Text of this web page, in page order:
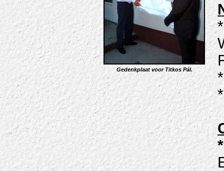
Gedenkplaat voor Titkos Pál.
*